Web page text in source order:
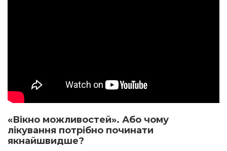
«Вікно можливостей». Або чому
лікування потрібно починати
якнайшвидше?